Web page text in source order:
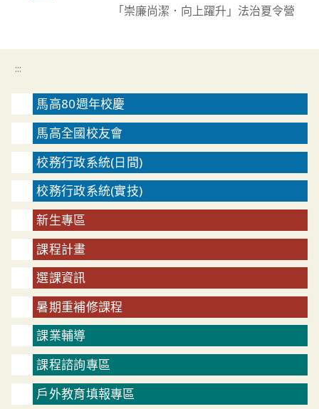
「崇廉尚潔．向上躍升」法治夏令營
:::
馬高80週年校慶
馬高全國校友會
校務行政系統(日間)
校務行政系統(實技)
新生專區
課程計畫
選課資訊
暑期重補修課程
課業輔導
課程諮詢專區
戶外教育填報專區